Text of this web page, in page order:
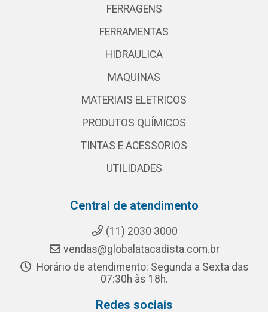
FERRAGENS
FERRAMENTAS
HIDRAULICA
MAQUINAS
MATERIAIS ELETRICOS
PRODUTOS QUÍMICOS
TINTAS E ACESSORIOS
UTILIDADES
Central de atendimento
(11) 2030 3000
vendas@globalatacadista.com.br
Horário de atendimento: Segunda a Sexta das
07:30h às 18h.
Redes sociais